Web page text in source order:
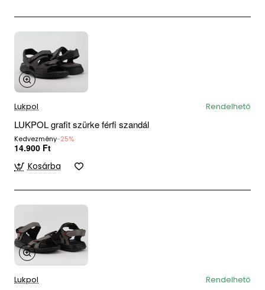
Lukpol Rendelhető
LUKPOL grafit szürke férfi szandál
Kedvezmény-25%
14.900 Ft
Kosárba
Lukpol Rendelhető